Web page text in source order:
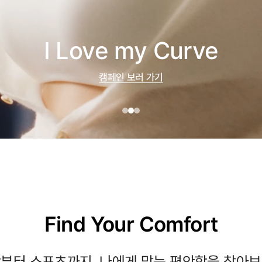
I Love my Curve
캠페인 보러 가기
Find Your Comfort